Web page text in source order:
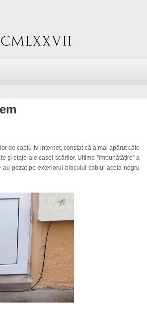
de cablu-tv-internet, constat că a mai apărut câte
și etaje ale casei scărilor. Ultima ”îmbunătățire” a
pozat pe exteriorul blocului cablul acela negru